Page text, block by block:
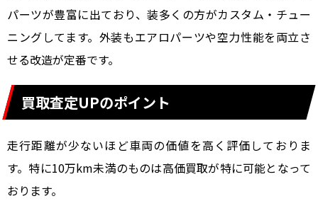
パーツが豊富に出ており、装多くの方がカスタム・チュー
ニングしてます。外装もエアロパーツや空力性能を両立さ
せる改造が定番です。
買取査定UPのポイント
走行距離が少ないほど車両の価値を高く評価しておりま
す。特に10万km未満のものは高価買取が特に可能となって
おります。